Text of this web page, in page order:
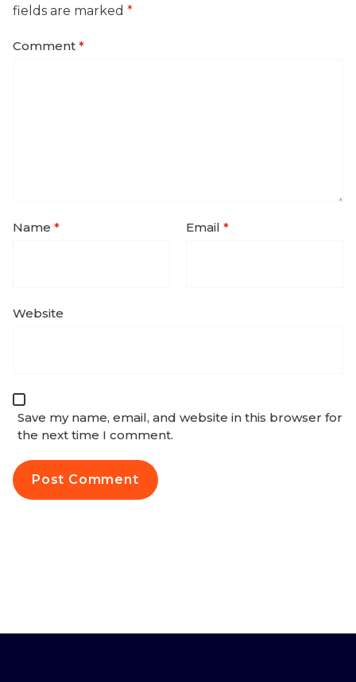
fields are marked *
Comment *
Name * Email *
Website
Save my name, email, and website in this browser for
the next time I comment.